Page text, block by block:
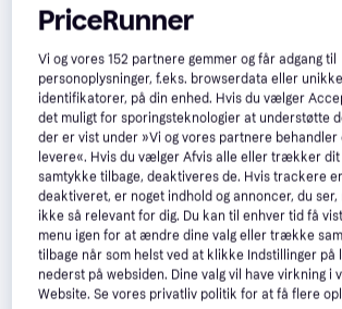
PriceRunner
Vi og vores152 partnere gemmer og får adgang til
personoplysninger, f.eks. browserdata eller unikke
identifikatorer, på din enhed. Hvis du vælger
det muligt for sporingsteknologier at understøtte
der er vist under »Vi og vores partnere
levere«. Hvis du vælger Afvis alle eller trækker dit
samtykke tilbage, deaktiveres de. Hvis trackere er
deaktiveret, er noget indhold og annoncer, du ser,
ikke så relevant for dig. Du kan til enhver tid få
menu igen for at ændre dine valg eller trække
tilbage når som helst ved at klikke Indstillinger på
nederst på websiden. Dine valg vil have virkning i
Website. Se vores privatliv politik for at få flere